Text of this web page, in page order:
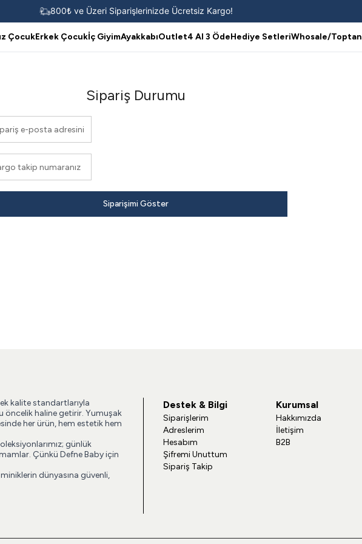
800₺ ve Üzeri Siparişlerinizde Ücretsiz Kargo!
ÇocukErkek Çocukİç GiyimAyakkabıOutlet4 Al 3 ÖdeHediye SetleriWhosale/Toptan
Sipariş Durumu
Siparişimi Göster
kalite standartlarıyla
öncelik haline getirir. Yumuşak
her ürün, hem estetik hem
günlük
Çünkü Defne Baby için
dünyasına güvenli,
Destek & Bilgi
Siparişlerim
Adreslerim
Hesabım
Şifremi Unuttum
Sipariş Takip
Kurumsal
Hakkımızda
İletişim
B2B